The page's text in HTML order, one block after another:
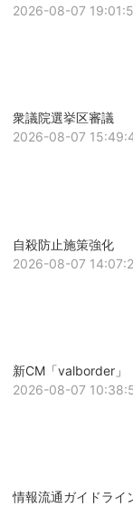
2026-08-07
衆議院選挙区審議
2026-08-07
自殺防止施策強化
2026-08-07
新CM「valborder」
2026-08-07
情報流通ガイドライ